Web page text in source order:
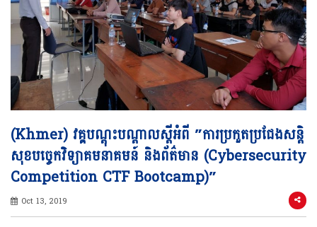
(Khmer) វគ្គបណ្តុះបណ្តាលស្តីអំពី ​”ការប្រកួតប្រជែងសន្តិ
សុខបច្ចេកវិទ្យាគមនាគមន៍ និងព័ត៌មាន (Cybersecurity
Competition CTF Bootcamp)”
Oct 13, 2019